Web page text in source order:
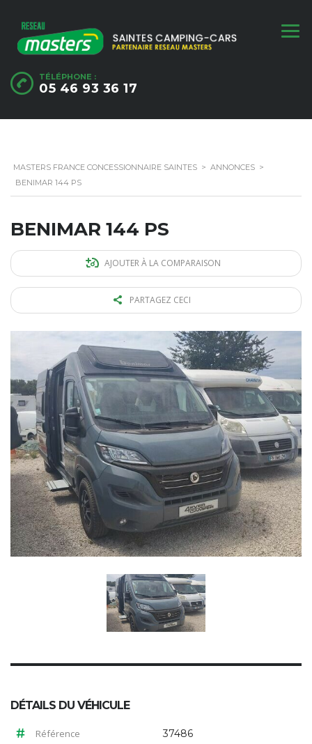
TÉLÉPHONE :
05 46 93 36 17
MASTERS FRANCE CONCESSIONNAIRE SAINTES > ANNONCES >
BENIMAR 144 PS
BENIMAR 144 PS
AJOUTER À LA COMPARAISON
PARTAGEZ CECI
DÉTAILS DU VÉHICULE
Référence 37486